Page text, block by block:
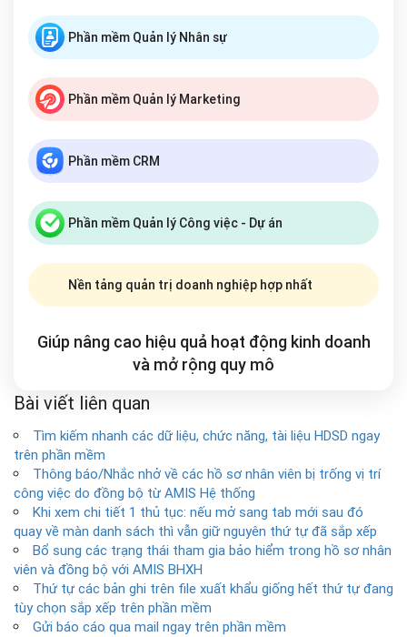
Phần mềm Quản lý Nhân sự
Phần mềm Quản lý Marketing
Phần mềm CRM
Phần mềm Quản lý Công việc - Dự án
Nền tảng quản trị doanh nghiệp hợp nhất
Giúp nâng cao hiệu quả hoạt động kinh doanh
và mở rộng quy mô
Bài viết liên quan
Tìm kiếm nhanh các dữ liệu, chức năng, tài liệu HDSD ngay
trên phần mềm
Thông báo/Nhắc nhở về các hồ sơ nhân viên bị trống vị trí
công việc do đồng bộ từ AMIS Hệ thống
Khi xem chi tiết 1 thủ tục: nếu mở sang tab mới sau đó
quay về màn danh sách thì vẫn giữ nguyên thứ tự đã sắp xếp
Bổ sung các trạng thái tham gia bảo hiểm trong hồ sơ nhân
viên và đồng bộ với AMIS BHXH
Thứ tự các bản ghi trên file xuất khẩu giống hết thứ tự đang
tùy chọn sắp xếp trên phần mềm
Gửi báo cáo qua mail ngay trên phần mềm